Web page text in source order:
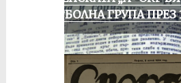
ФУТБОЛНА ГРУПА ПРЕЗ